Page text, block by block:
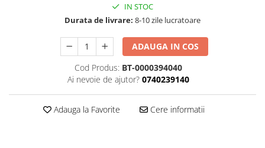
Comode lux-ultramoderne
Dulapuri haine si Sifoniere
Masute de toaleta
Noptiere dormitor
IN STOC
Durata de livrare: 8-10 zile lucratoare
ADAUGA IN COS
Cod Produs: BT-0000394040
Ai nevoie de ajutor? 0740239140
Adauga la Favorite Cere informatii